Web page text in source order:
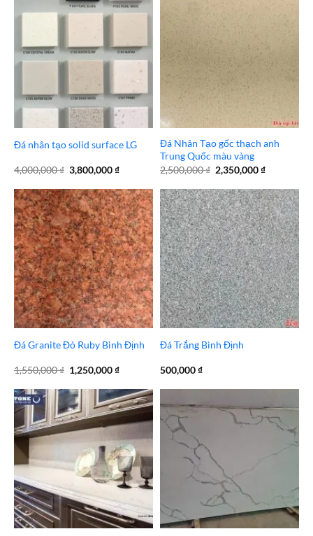
Đá nhân tạo solid surface LG
4,000,000₫ Giá
gốc
là:
4,000,000 ₫.
3,800,000₫Giá
tại
là:
3,800,000 ₫.
Đá Nhân Tạo gốc thạch anh
Trung Quốc màu vàng
2,500,000₫ Giá
gốc
là:
2,500,000 ₫.
2,350,000₫Giá
tại
là:
2,350,000
Đá Granite Đỏ Ruby Bình Định
1,550,000₫ Giá
gốc
là:
1,550,000 ₫.
1,250,000₫Giá
tại
là:
1,250,000 ₫.
Đá Trắng Bình Định
500,000₫